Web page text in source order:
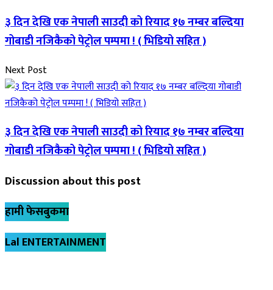
३ दिन देखि एक नेपाली साउदी को रियाद १७ नम्बर बल्दिया
गोबाडी नजिकैको पेट्रोल पम्पमा ! ( भिडियो सहित )
Next Post
३ दिन देखि एक नेपाली साउदी को रियाद १७ नम्बर बल्दिया
गोबाडी नजिकैको पेट्रोल पम्पमा ! ( भिडियो सहित )
Discussion about this post
हामी फेसबुकमा
Lal ENTERTAINMENT